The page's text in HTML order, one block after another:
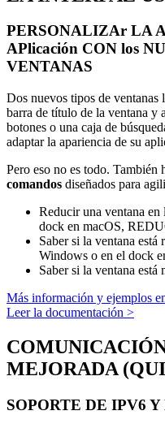
PERSONALIZAr LA
APlicación CON los
VENTANAS
Dos nuevos tipos de ventanas
barra de título de la ventana y
botones o una caja de
adaptar la apariencia de su
Pero eso no es todo. También
comandos diseñados para
Reducir una ventana
dock en macOS,
Saber si la ventana
Windows o en el dock
Saber si la ventana está
Más información y ejemplos
Leer la documentación >
MEJORADA
SOPORTE DE IPV6